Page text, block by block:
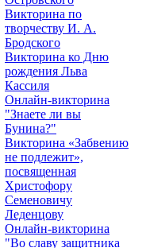
Викторина по
творчеству И. А.
Бродского
Викторина ко Дню
рождения Льва
Кассиля
Онлайн-викторина
"Знаете ли вы
Бунина?"
Викторина «Забвению
не подлежит»,
посвященная
Христофору
Семеновичу
Леденцову
Онлайн-викторина
"Во славу защитника